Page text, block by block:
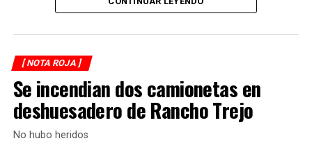
elementos de la Secretaría de Marina (Semar) y de la
Secretaría de Seguridad Pública (SSP), quienes
ejecutaron una revisión en las instalaciones de la
corporación municipal.
Durante la inspección, los efectivos localizaron diversas
dosis de droga presuntamente destinadas al
[ NOTA ROJA ]
Se incendian dos camionetas en
deshuesadero de Rancho Trejo
No hubo heridos